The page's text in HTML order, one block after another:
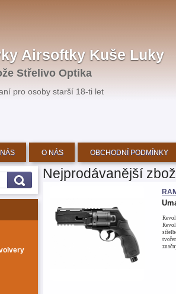
Airsoftky Kuše Luky
Střelivo Optika
pro osoby starší 18-ti let
O NÁS OBCHODNÍ PODMÍNKY
Nejprodávanější